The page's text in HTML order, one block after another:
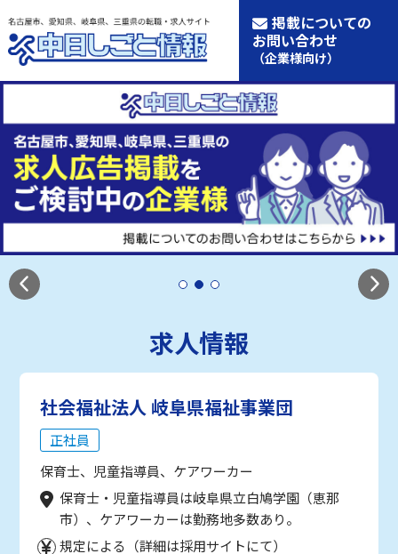
掲載についての
お問い合わせ
（企業様向け）
求人情報
社会福祉法人 岐阜県福祉事業団
正社員
保育士、児童指導員、ケアワーカー
保育士・児童指導員は岐阜県立白鳩学園（恵那
市）、ケアワーカーは勤務地多数あり。
規定による（詳細は採用サイトにて）